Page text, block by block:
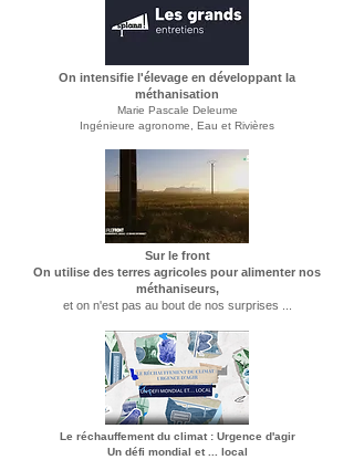
On intensifie l'élevage en développant la
méthanisation
Marie Pascale Deleume
Ingénieure agronome, Eau et Rivières
Sur le front
On utilise des terres agricoles pour alimenter nos
méthaniseurs,
et on n'est pas au bout de nos surprises ...
Le réchauffement du climat : Urgence d'agir
​Un défi mondial et ... local